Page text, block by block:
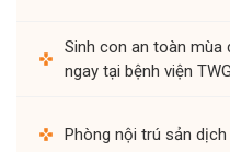
Sinh con an toàn mùa
ngay tại bệnh viện
Phòng nội trú sản dịch